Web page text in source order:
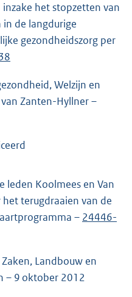
inzake het stopzetten van
de langdurige
gezondheidszorg per
Welzijn en
van Zanten-Hyllner –
leden Koolmees en Van
het terugdraaien van de
– 24446-
Landbouw en
– 9 oktober 2012